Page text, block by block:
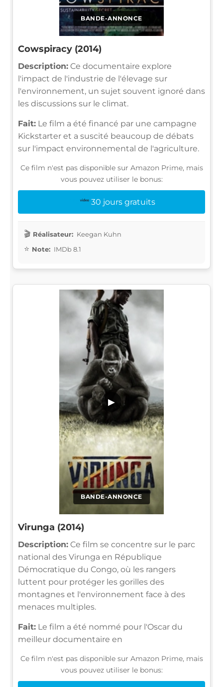
BANDE-ANNONCE
Cowspiracy (2014)
Description: Ce documentaire explore
l'impact de l'industrie de l'élevage sur
l'environnement, un sujet souvent ignoré dans
les discussions sur le climat.
Fait: Le film a été financé par une campagne
Kickstarter et a suscité beaucoup de débats
sur l'impact environnemental de l'agriculture.
Ce film n'est pas disponible sur Amazon Prime, mais
vous pouvez utiliser le bonus:
30 jours gratuits
Réalisateur: Keegan Kuhn
Note: IMDb 8.1
BANDE-ANNONCE
▶
Virunga (2014)
Description: Ce film se concentre sur le parc
national des Virunga en République
Démocratique du Congo, où les rangers
luttent pour protéger les gorilles des
montagnes et l'environnement face à des
menaces multiples.
Fait: Le film a été nommé pour l'Oscar du
meilleur documentaire en
Ce film n'est pas disponible sur Amazon Prime, mais
vous pouvez utiliser le bonus: